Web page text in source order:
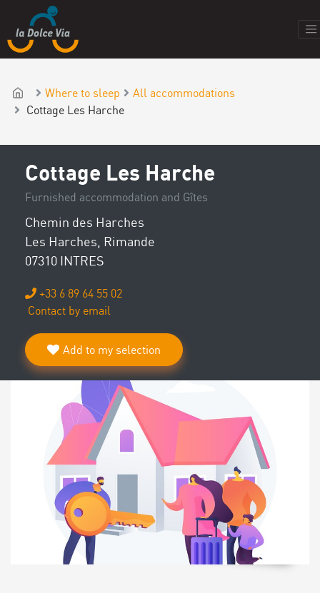
Where to sleep
All accommodations
Cottage Les Harche
Cottage Les Harche
Furnished accommodation and Gîtes
Chemin des Harches
Les Harches, Rimande
07310 INTRES
+33 6 89 64 55 02
Contact by email
Add to my selection